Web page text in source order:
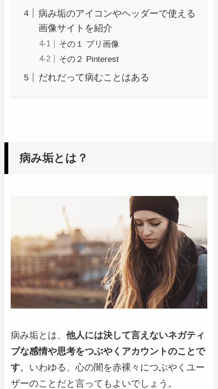
病み垢のアイコンやヘッダーで使える
画像サイトを紹介
その１ プリ画像
その２ Pinterest
だれだって病むことはある
病み垢とは？
病み垢とは、他人には決して言えないネガティ
ブな感情や思考をつぶやくアカウントのことで
す。いわゆる、心の闇を赤裸々につぶやくユー
ザーのことだと言ってもよいでしょう。